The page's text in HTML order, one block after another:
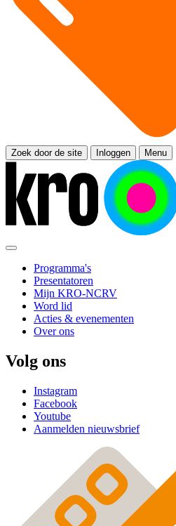
Zoek door de site Inloggen Menu
Programma's
Presentatoren
Mijn KRO-NCRV
Word lid
Acties & evenementen
Over ons
Volg ons
Instagram
Facebook
Youtube
Aanmelden nieuwsbrief